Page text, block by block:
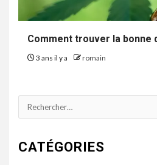
Comment trouver la bonne
3 ans il y a romain
Rechercher :
CATÉGORIES